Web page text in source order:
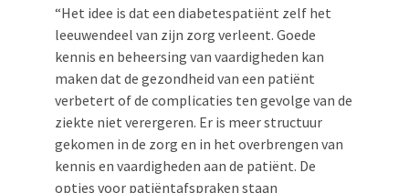
“Het idee is dat een diabetespatiënt zelf het
leeuwendeel van zijn zorg verleent. Goede
kennis en beheersing van vaardigheden kan
maken dat de gezondheid van een patiënt
verbetert of de complicaties ten gevolge van de
ziekte niet verergeren. Er is meer structuur
gekomen in de zorg en in het overbrengen van
kennis en vaardigheden aan de patiënt. De
opties voor patiëntafspraken staan